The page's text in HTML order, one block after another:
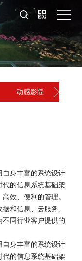
动感影院
自身丰富的系统设计
代的信息系统基础架
效、便利的管理。
和信息、云服务、
不同行业客户提供的
自身丰富的系统设计
代的信息系统基础架